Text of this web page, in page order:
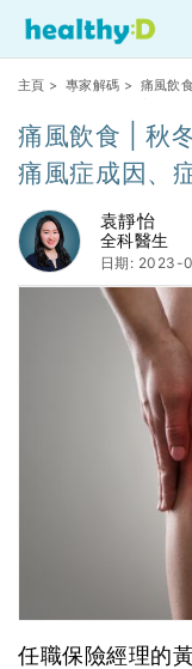
主頁 > 專家解碼 > 痛風飲食 | 秋冬美食易誘發痛風！醫生詳解痛風症成因、症
痛風飲食 | 秋
痛風症成因、
袁靜怡
全科醫生
日期: 2023-
任職保險經理的